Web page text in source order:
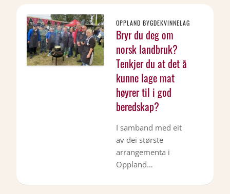
OPPLAND BYGDEKVINNELAG
Bryr du deg om
norsk landbruk?
Tenkjer du at det å
kunne lage mat
høyrer til i god
beredskap?
I samband med eit
av dei største
arrangementa i
Oppland…